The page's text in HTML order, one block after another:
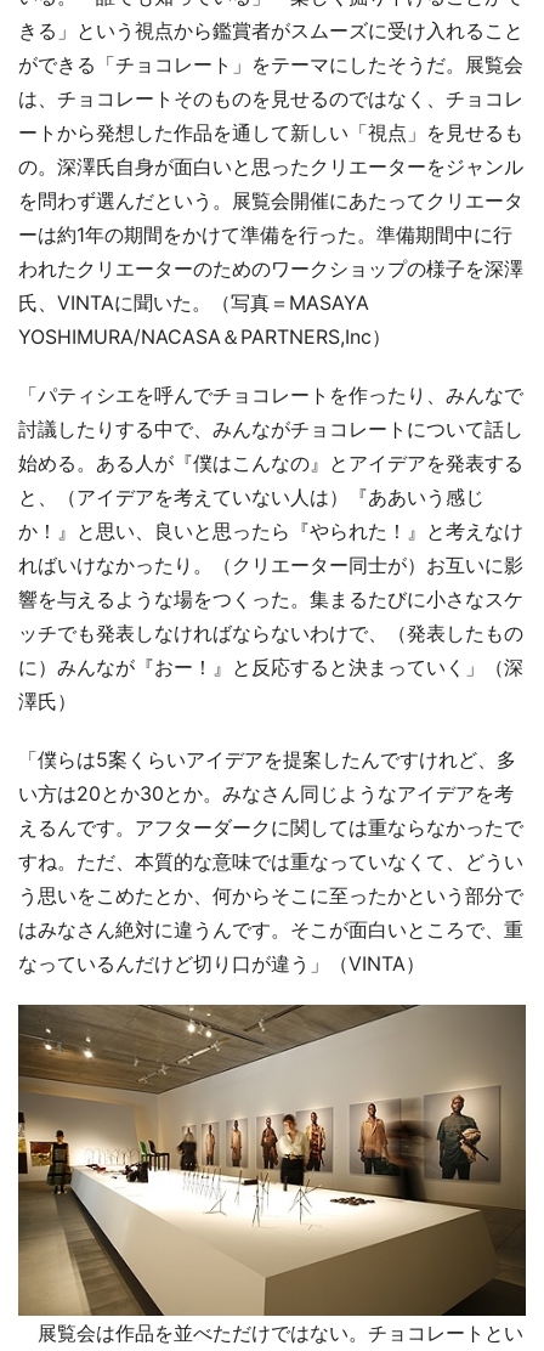
きる」という視点から鑑賞者がスムーズに受け入れること
ができる「チョコレート」をテーマにしたそうだ。展覧会
は、チョコレートそのものを見せるのではなく、チョコレ
ートから発想した作品を通して新しい「視点」を見せるも
の。深澤氏自身が面白いと思ったクリエーターをジャンル
を問わず選んだという。展覧会開催にあたってクリエータ
ーは約1年の期間をかけて準備を行った。準備期間中に行
われたクリエーターのためのワークショップの様子を深澤
氏、VINTAに聞いた。（写真＝MASAYA
YOSHIMURA/NACASA＆PARTNERS,Inc）
「パティシエを呼んでチョコレートを作ったり、みんなで
討議したりする中で、みんながチョコレートについて話し
始める。ある人が『僕はこんなの』とアイデアを発表する
と、（アイデアを考えていない人は）『ああいう感じ
か！』と思い、良いと思ったら『やられた！』と考えなけ
ればいけなかったり。（クリエーター同士が）お互いに影
響を与えるような場をつくった。集まるたびに小さなスケ
ッチでも発表しなければならないわけで、（発表したもの
に）みんなが『おー！』と反応すると決まっていく」（深
澤氏）
「僕らは5案くらいアイデアを提案したんですけれど、多
い方は20とか30とか。みなさん同じようなアイデアを考
えるんです。アフターダークに関しては重ならなかったで
すね。ただ、本質的な意味では重なっていなくて、どうい
う思いをこめたとか、何からそこに至ったかという部分で
はみなさん絶対に違うんです。そこが面白いところで、重
なっているんだけど切り口が違う」（VINTA）
展覧会は作品を並べただけではない。チョコレートとい